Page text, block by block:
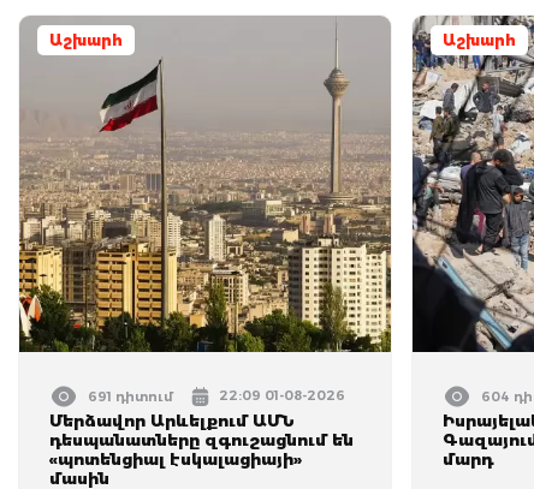
Աշխարհ
691 դիտում 22:09 01-08-2026
Մերձավոր Արևելքում ԱՄՆ
դեսպանատները զգուշացնում են
«պոտենցիալ էսկալացիայի»
մասին
Աշխարհ
604
մարդ